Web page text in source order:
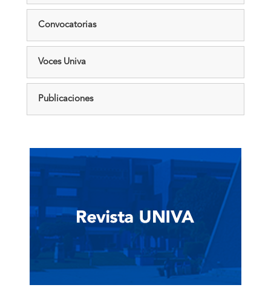
Convocatorias
Voces Univa
Publicaciones